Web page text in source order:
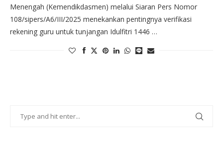
Menengah (Kemendikdasmen) melalui Siaran Pers Nomor
108/sipers/A6/III/2025 menekankan pentingnya verifikasi
rekening guru untuk tunjangan Idulfitri 1446 …